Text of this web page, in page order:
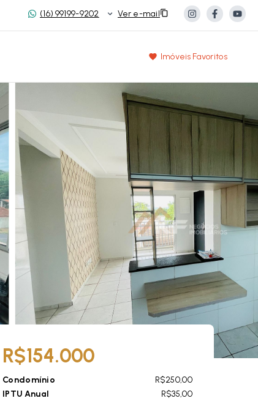
(16) 99199-9202 Ver e-mail
Imóveis Favoritos
R$154.000
Condomínio
R$250,00
IPTU Anual
R$35,00